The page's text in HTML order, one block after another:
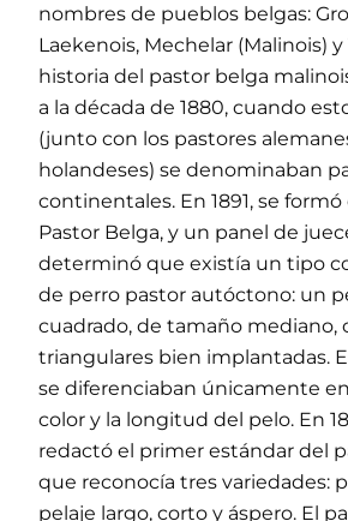
nombres de pueblos belgas:
Laekenois, Mechelar (Malinois) y
historia del pastor belga
a la década de 1880, cuando
(junto con los pastores
holandeses) se denominaban
continentales. En 1891, se
Pastor Belga, y un panel de
determinó que existía un tipo
de perro pastor autóctono: un
cuadrado, de tamaño mediano,
triangulares bien implantadas.
se diferenciaban únicamente
color y la longitud del pelo. En
redactó el primer estándar del
que reconocía tres variedades:
pelaje largo, corto y áspero. El